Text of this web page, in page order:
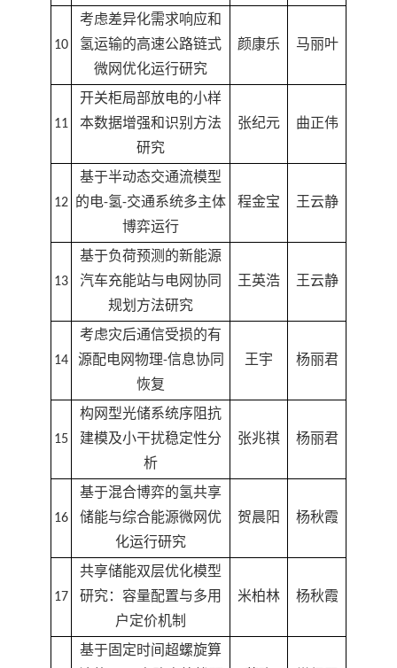
10
考虑差异化需求响应和
氢运输的高速公路链式
微网优化运行研究
颜康乐 马丽叶
11
开关柜局部放电的小样
本数据增强和识别方法
研究
张纪元 曲正伟
12
基于半动态交通流模型
的电-氢-交通系统多主体
博弈运行
程金宝 王云静
13
基于负荷预测的新能源
汽车充能站与电网协同
规划方法研究
王英浩 王云静
14
考虑灾后通信受损的有
源配电网物理-信息协同
恢复
王宇 杨丽君
15
构网型光储系统序阻抗
建模及小干扰稳定性分
析
张兆祺 杨丽君
16
基于混合博弈的氢共享
储能与综合能源微网优
化运行研究
贺晨阳 杨秋霞
17
共享储能双层优化模型
研究：容量配置与多用
户定价机制
米柏林 杨秋霞
基于固定时间超螺旋算